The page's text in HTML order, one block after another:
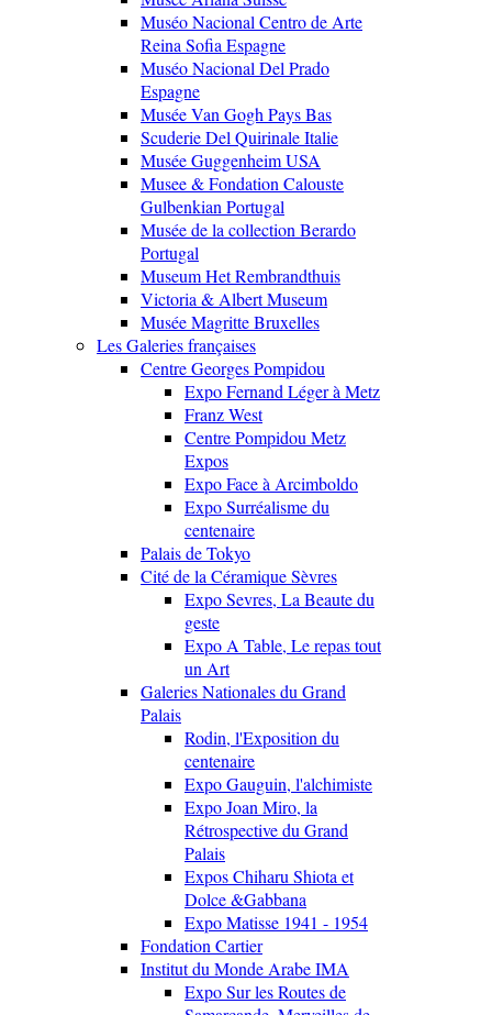
Muséo Nacional Centro de Arte
Reina Sofia Espagne
Muséo Nacional Del Prado
Espagne
Musée Van Gogh Pays Bas
Scuderie Del Quirinale Italie
Musée Guggenheim USA
Musee & Fondation Calouste
Gulbenkian Portugal
Musée de la collection Berardo
Portugal
Museum Het Rembrandthuis
Victoria & Albert Museum
Musée Magritte Bruxelles
Les Galeries françaises
Centre Georges Pompidou
Expo Fernand Léger à Metz
Franz West
Centre Pompidou Metz
Expos
Expo Face à Arcimboldo
Expo Surréalisme du
centenaire
Palais de Tokyo
Cité de la Céramique Sèvres
Expo Sevres, La Beaute du
geste
Expo A Table, Le repas tout
un Art
Galeries Nationales du Grand
Palais
Rodin, l'Exposition du
centenaire
Expo Gauguin, l'alchimiste
Expo Joan Miro, la
Rétrospective du Grand
Palais
Expos Chiharu Shiota et
Dolce &Gabbana
Expo Matisse 1941 - 1954
Fondation Cartier
Institut du Monde Arabe IMA
Expo Sur les Routes de